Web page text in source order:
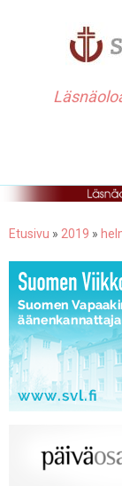
Etusivu » 2019 »